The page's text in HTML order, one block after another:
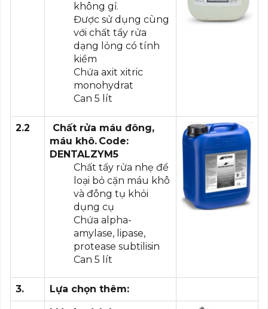
không gỉ.
Được sử dụng cùng
với chất tẩy rửa
dạng lỏng có tính
kiềm
Chứa axit xitric
monohydrat
Can 5 lít
2.2 Chất rửa máu đông,
máu khô. Code:
DENTALZYM5
Chất tẩy rửa nhẹ để
loại bỏ cặn máu khô
và đông tụ khỏi
dụng cụ
Chứa alpha-
amylase, lipase,
protease subtilisin
Can 5 lít
3. Lựa chọn thêm: